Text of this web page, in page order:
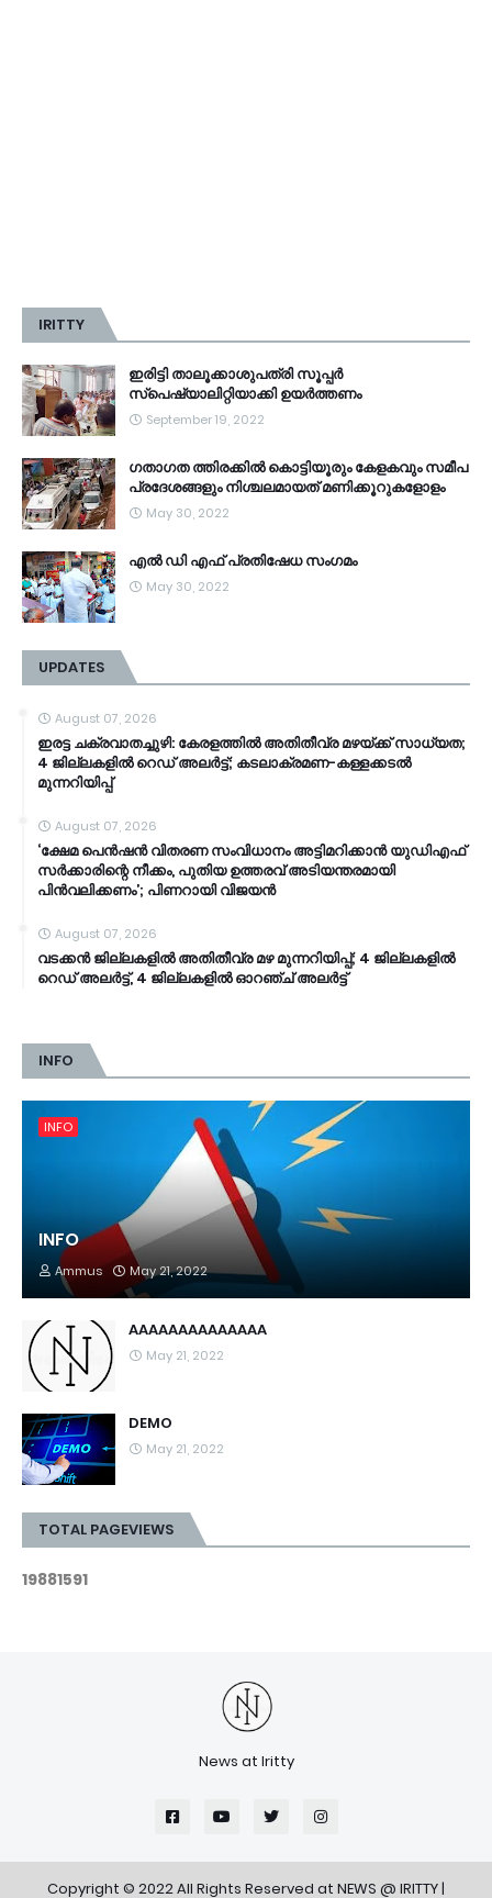
IRITTY
ഇരിട്ടി താലൂക്കാശുപത്രി സൂപ്പർ
സ്‌പെഷ്യാലിറ്റിയാക്കി ഉയർത്തണം
September 19, 2022
ഗതാഗത ത്തിരക്കിൽ കൊട്ടിയൂരും കേളകവും സമീപ
പ്രദേശങ്ങളും നിശ്ചലമായത് മണിക്കൂറുകളോളം
May 30, 2022
എൽ ഡി എഫ് പ്രതിഷേധ സംഗമം
May 30, 2022
UPDATES
August 07, 2026
ഇരട്ട ചക്രവാതച്ചുഴി: കേരളത്തിൽ അതിതീവ്ര മഴയ്ക്ക് സാധ്യത;
4 ജില്ലകളിൽ റെഡ് അലർട്ട്; കടലാക്രമണ-കള്ളക്കടൽ
മുന്നറിയിപ്പ്
August 07, 2026
‘ക്ഷേമ പെൻഷൻ വിതരണ സംവിധാനം അട്ടിമറിക്കാൻ യുഡിഎഫ്
സർക്കാരിന്റെ നീക്കം, പുതിയ ഉത്തരവ് അടിയന്തരമായി
പിൻവലിക്കണം’; പിണറായി വിജയൻ
August 07, 2026
വടക്കൻ ജില്ലകളിൽ അതിതീവ്ര മഴ മുന്നറിയിപ്പ്; 4 ജില്ലകളിൽ
റെഡ് അലർട്ട്, 4 ജില്ലകളിൽ ഓറഞ്ച് അലർട്ട്
INFO
INFO
INFO
Ammus May 21, 2022
AAAAAAAAAAAAAA
May 21, 2022
DEMO
May 21, 2022
TOTAL PAGEVIEWS
19881591
News at Iritty
Copyright © 2022 All Rights Reserved at NEWS @ IRITTY|